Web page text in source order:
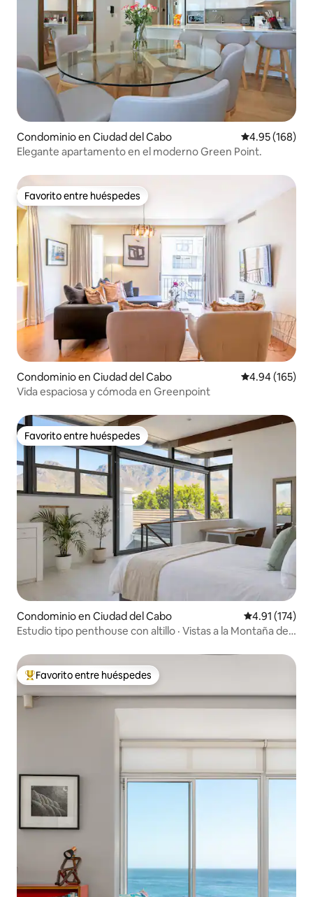
Condominio en Ciudad del Cabo Calificación
4.95 (168)
Elegante apartamento en el moderno Green Point.
Favorito entre huéspedes
Favorito entre huéspedes
Condominio en Ciudad del Cabo Calificación
4.94 (165)
Vida espaciosa y cómoda en Greenpoint
Favorito entre huéspedes
Favorito entre huéspedes
Condominio en Ciudad del Cabo Calificación
4.91 (174)
Estudio tipo penthouse con altillo · Vistas a la Montaña de
De los mejores en Favorito entre huéspedes
Favorito entre huéspedes